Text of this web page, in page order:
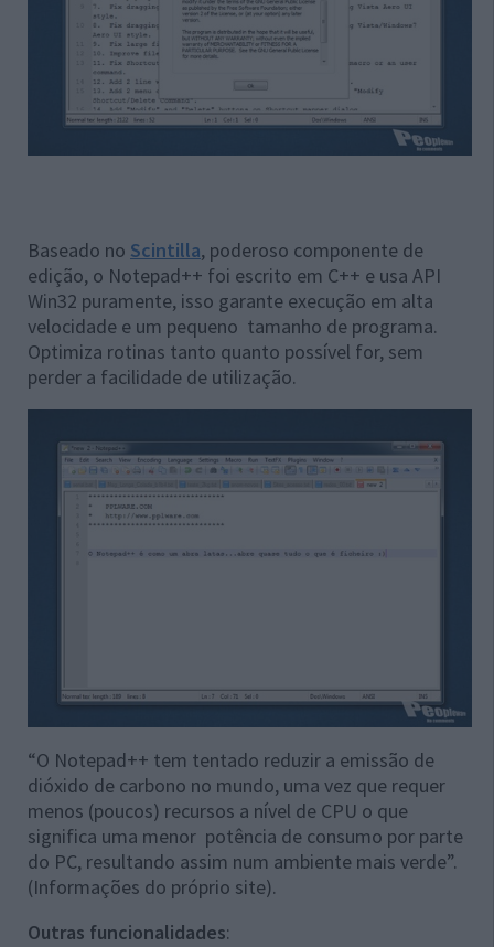
Baseado no Scintilla, poderoso componente de
edição, o Notepad++ foi escrito em C++ e usa API
Win32 puramente, isso garante execução em alta
velocidade e um pequeno tamanho de programa.
Optimiza rotinas tanto quanto possível for, sem
perder a facilidade de utilização.
“O Notepad++ tem tentado reduzir a emissão de
dióxido de carbono no mundo, uma vez que requer
menos (poucos) recursos a nível de CPU o que
significa uma menor potência de consumo por parte
do PC, resultando assim num ambiente mais verde”.
(Informações do próprio site).
Outras funcionalidades: